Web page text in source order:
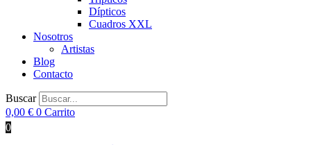
Dípticos
Cuadros XXL
Nosotros
Artistas
Blog
Contacto
Buscar
0,00 € 0 Carrito
0